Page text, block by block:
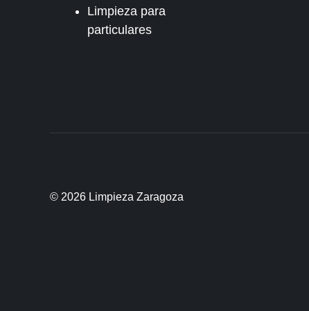
Limpieza para
particulares
© 2026 Limpieza Zaragoza